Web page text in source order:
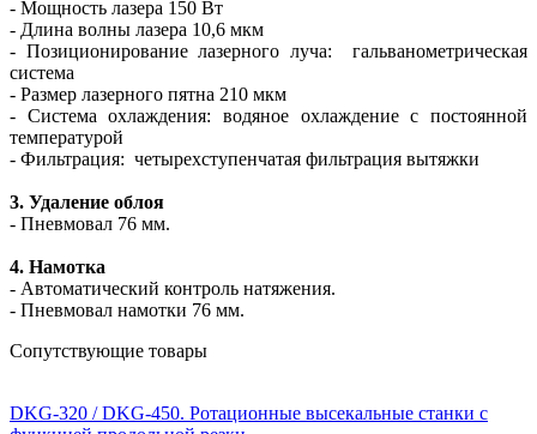
- Мощность лазера 150 Вт
- Длина волны лазера 10,6 мкм
- Позиционирование лазерного луча: гальванометрическая
система
- Размер лазерного пятна 210 мкм
- Система охлаждения: водяное охлаждение с постоянной
температурой
- Фильтрация: четырехступенчатая фильтрация вытяжки
3. Удаление облоя
- Пневмовал 76 мм.
4. Намотка
- Автоматический контроль натяжения.
- Пневмовал намотки 76 мм.
Сопутствующие товары
DKG-320 / DKG-450. Ротационные высекальные станки с